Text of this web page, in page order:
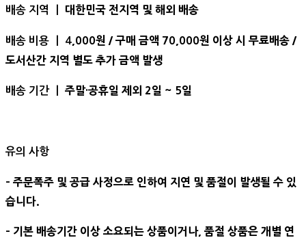
배송 지역 ㅣ 대한민국 전지역 및 해외 배송
배송 비용 ㅣ 4 ,000원 / 구매 금액 70,000원 이상 시 무료배송 /
도서산간 지역 별도 추가 금액 발생
배송 기간 ㅣ 주말·공휴일 제외 2일 ~ 5일
유의 사항
- 주문폭주 및 공급 사정으로 인하여 지연 및 품절이 발생될 수 있
습니다.
- 기본 배송기간 이상 소요되는 상품이거나, 품절 상품은 개별 연